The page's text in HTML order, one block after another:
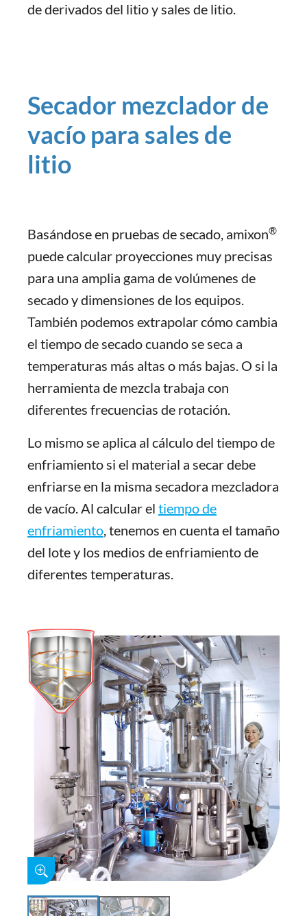
de derivados del litio y sales de litio.
Secador mezclador de
vacío para sales de
litio
Basándose en pruebas de secado, amixon®
puede calcular proyecciones muy precisas
para una amplia gama de volúmenes de
secado y dimensiones de los equipos.
También podemos extrapolar cómo cambia
el tiempo de secado cuando se seca a
temperaturas más altas o más bajas. O si la
herramienta de mezcla trabaja con
diferentes frecuencias de rotación.
Lo mismo se aplica al cálculo del tiempo de
enfriamiento si el material a secar debe
enfriarse en la misma secadora mezcladora
de vacío. Al calcular el tiempo de
enfriamiento, tenemos en cuenta el tamaño
del lote y los medios de enfriamiento de
diferentes temperaturas.